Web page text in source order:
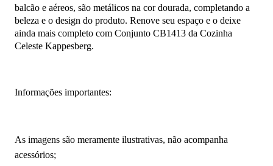
balcão e aéreos, são metálicos na cor dourada, completando a
beleza e o design do produto. Renove seu espaço e o deixe
ainda mais completo com Conjunto CB1413 da Cozinha
Celeste Kappesberg.
Informações importantes:
As imagens são meramente ilustrativas, não acompanha
acessórios;